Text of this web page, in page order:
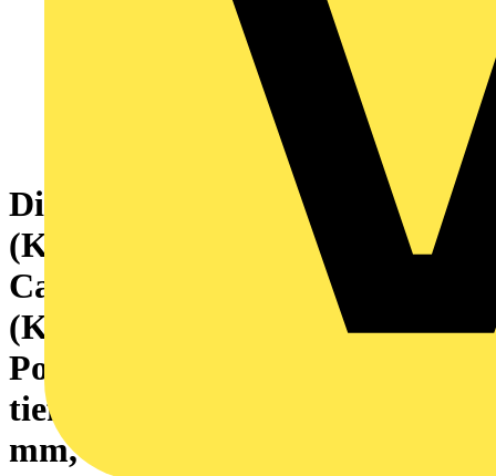
Dichtrahmen
(Kabeleinführungssystem),
Cabtite
(Kabeleinführungssystem),
Polyamid, glasfaserverstärkt,
tiefschwarz, 125 x 68.8 x 11.3
mm, -40 °C…120 °C